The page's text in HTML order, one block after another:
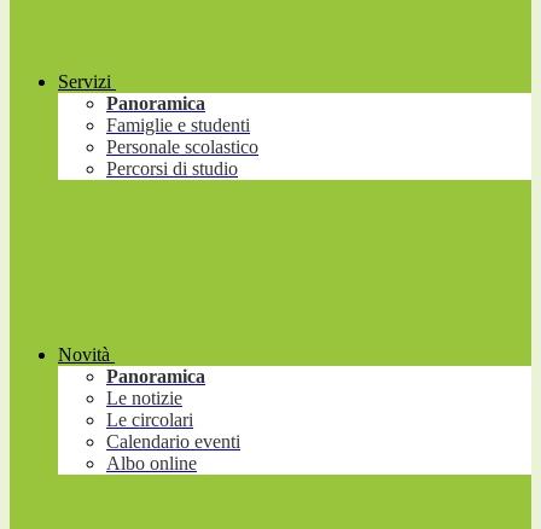
Servizi
Panoramica
Famiglie e studenti
Personale scolastico
Percorsi di studio
Novità
Panoramica
Le notizie
Le circolari
Calendario eventi
Albo online